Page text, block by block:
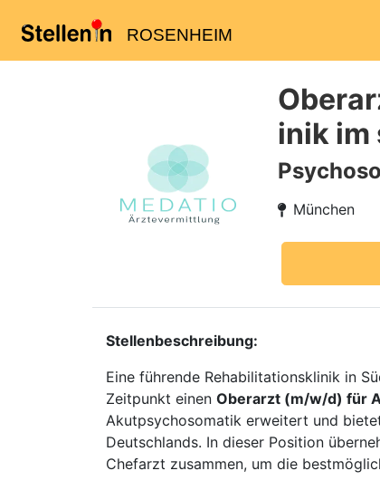
ROSENHEIM
inik im
München
Stellenbeschreibung:
Eine führende Rehabilitationsklinik in
Zeitpunkt einen Oberarzt (m/w/d) für
Akutpsychosomatik erweitert und
Deutschlands. In dieser Position
Chefarzt zusammen, um die